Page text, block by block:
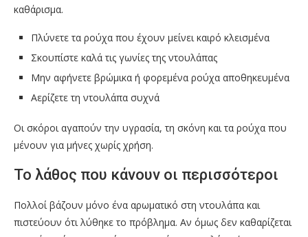
καθάρισμα.
Πλύνετε τα ρούχα που έχουν μείνει καιρό κλεισμένα
Σκουπίστε καλά τις γωνίες της ντουλάπας
Μην αφήνετε βρώμικα ή φορεμένα ρούχα αποθηκευμένα
Αερίζετε τη ντουλάπα συχνά
Οι σκόροι αγαπούν την υγρασία, τη σκόνη και τα ρούχα που
μένουν για μήνες χωρίς χρήση.
Το λάθος που κάνουν οι περισσότεροι
Πολλοί βάζουν μόνο ένα αρωματικό στη ντουλάπα και
πιστεύουν ότι λύθηκε το πρόβλημα. Αν όμως δεν καθαρίζεται